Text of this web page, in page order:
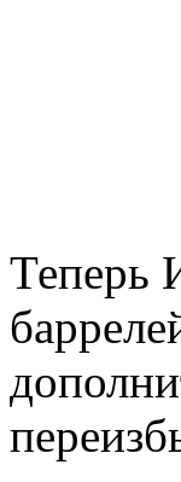
Теперь